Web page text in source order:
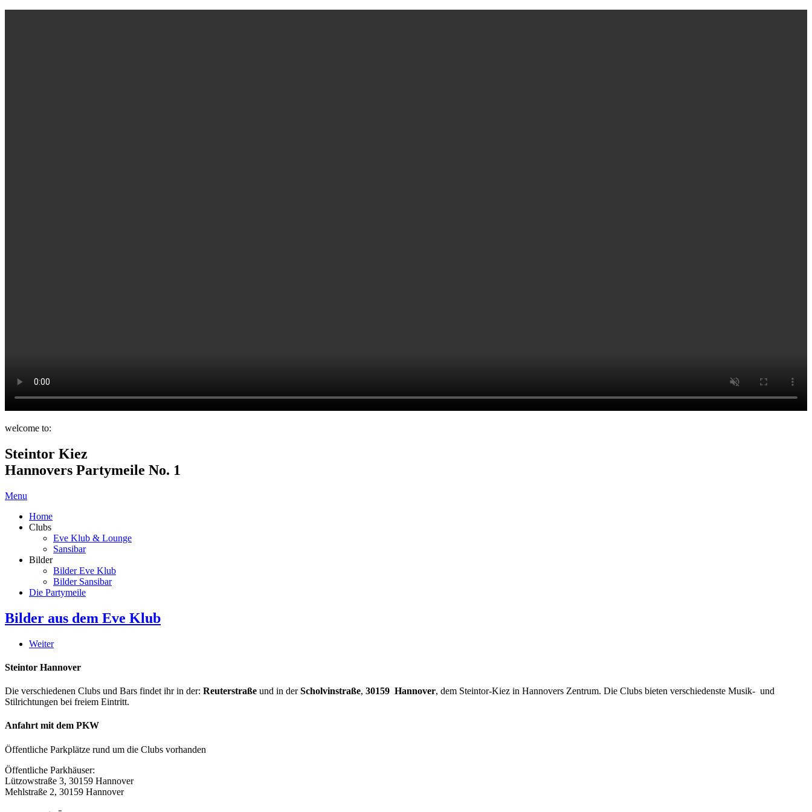
welcome to:
Steintor Kiez
Hannovers Partymeile No. 1
Menu
Home
Clubs
Eve Klub & Lounge
Sansibar
Bilder
Bilder Eve Klub
Bilder Sansibar
Die Partymeile
Bilder aus dem Eve Klub
Weiter
Steintor Hannover
Die verschiedenen Clubs und Bars findet ihr in der: Reuterstraße und in derScholvinstraße, 30159 Hannover, dem Steintor-Kiez in Hannovers Zentrum. Die Clubs bieten verschiedenste Musik- und
Stilrichtungen bei freiem Eintritt.
Anfahrt mit dem PKW
Öffentliche Parkplätze rund um die Clubs vorhanden
Öffentliche Parkhäuser:
Lützowstraße 3, 30159 Hannover
Mehlstraße 2, 30159 Hannover